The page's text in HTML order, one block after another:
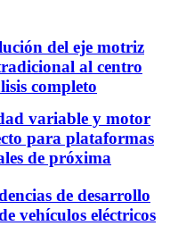
del eje motriz
al centro
completo
variable y motor
para plataformas
de próxima
de desarrollo
vehículos eléctricos